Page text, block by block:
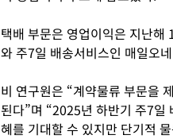
택배 부문은 영업이익은 지난
와 주7일 배송서비스인 매일오
비 연구원은 “계약물류 부문을
된다”며 “2025년 하반기 주7일
혜를 기대할 수 있지만 단기적